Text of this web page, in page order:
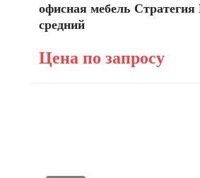
офисная мебель
средний
Цена по запросу